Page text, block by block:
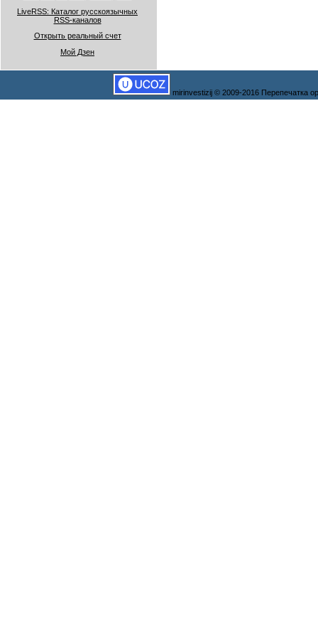
LiveRSS: Каталог русскоязычных
RSS-каналов
Открыть реальный счет
Мой Дзен
mirinvestizij © 2009-2016 Перепечатка